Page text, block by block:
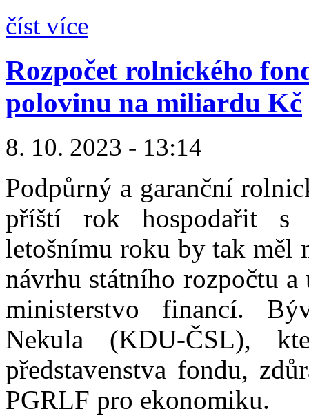
číst více
Rozpočet rolnického
polovinu na miliardu Kč
8. 10. 2023 - 13:14
Podpůrný a garanční
příští rok hospodařit s
letošnímu roku by tak měl
návrhu státního rozpočtu
ministerstvo financí.
Nekula (KDU-ČSL),
představenstva fondu,
PGRLF pro ekonomiku.